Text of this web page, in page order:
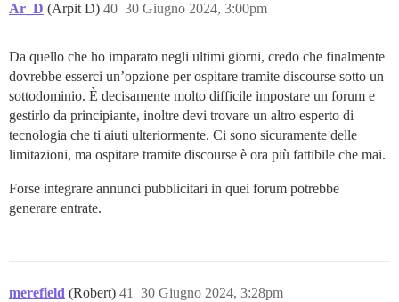
Ar_D (Arpit D) 30 Giugno 2024, 3:00pm
40
Da quello che ho imparato negli ultimi giorni, credo che finalmente
dovrebbe esserci un’opzione per ospitare tramite discourse sotto un
sottodominio. È decisamente molto difficile impostare un forum e
gestirlo da principiante, inoltre devi trovare un altro esperto di
tecnologia che ti aiuti ulteriormente. Ci sono sicuramente delle
limitazioni, ma ospitare tramite discourse è ora più fattibile che mai.
Forse integrare annunci pubblicitari in quei forum potrebbe
generare entrate.
merefield (Robert) 30 Giugno 2024, 3:28pm
41